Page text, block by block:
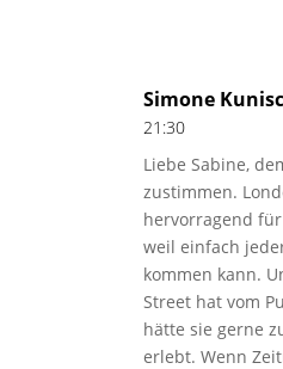
Simone
21:30
Liebe Sabine,
zustimmen.
hervorragend
weil einfach
kommen kann.
Street hat vom
hätte sie gerne
erlebt. Wenn